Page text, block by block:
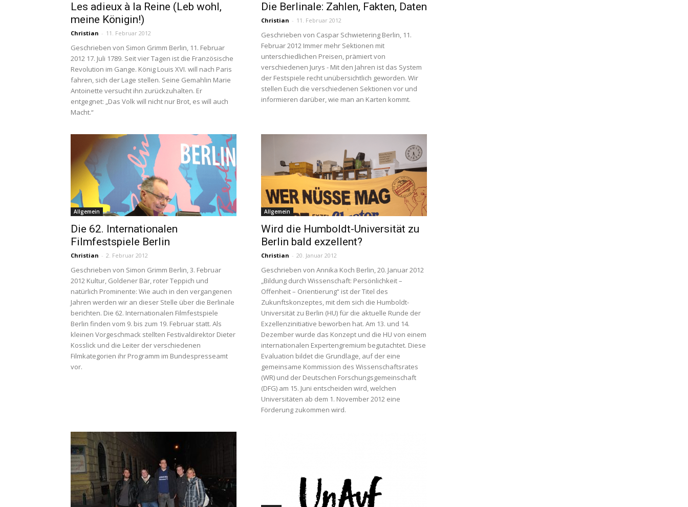
Les adieux à la Reine (Leb wohl,
meine Königin!)
Christian - 11. Februar 2012
Geschrieben von Simon Grimm Berlin, 11. Februar
2012 17. Juli 1789. Seit vier Tagen ist die Französische
Revolution im Gange. König Louis XVI. will nach Paris
fahren, sich der Lage stellen. Seine Gemahlin Marie
Antoinette versucht ihn zurückzuhalten. Er
entgegnet: „Das Volk will nicht nur Brot, es will auch
Macht.“
Die Berlinale: Zahlen, Fakten, Daten
Christian - 11. Februar 2012
Geschrieben von Caspar Schwietering Berlin, 11.
Februar 2012 Immer mehr Sektionen mit
unterschiedlichen Preisen, prämiert von
verschiedenen Jurys - Mit den Jahren ist das System
der Festspiele recht unübersichtlich geworden. Wir
stellen Euch die verschiedenen Sektionen vor und
informieren darüber, wie man an Karten kommt.
Allgemein
Die 62. Internationalen
Filmfestspiele Berlin
Christian - 2. Februar 2012
Geschrieben von Simon Grimm Berlin, 3. Februar
2012 Kultur, Goldener Bär, roter Teppich und
natürlich Prominente: Wie auch in den vergangenen
Jahren werden wir an dieser Stelle über die Berlinale
berichten. Die 62. Internationalen Filmfestspiele
Berlin finden vom 9. bis zum 19. Februar statt. Als
kleinen Vorgeschmack stellten Festivaldirektor Dieter
Kosslick und die Leiter der verschiedenen
Filmkategorien ihr Programm im Bundespresseamt
vor.
Allgemein
Wird die Humboldt-Universität zu
Berlin bald exzellent?
Christian - 20. Januar 2012
Geschrieben von Annika Koch Berlin, 20. Januar 2012
„Bildung durch Wissenschaft: Persönlichkeit –
Offenheit – Orientierung“ ist der Titel des
Zukunftskonzeptes, mit dem sich die Humboldt-
Universität zu Berlin (HU) für die aktuelle Runde der
Exzellenzinitiative beworben hat. Am 13. und 14.
Dezember wurde das Konzept und die HU von einem
internationalen Expertengremium begutachtet. Diese
Evaluation bildet die Grundlage, auf der eine
gemeinsame Kommission des Wissenschaftsrates
(WR) und der Deutschen Forschungsgemeinschaft
(DFG) am 15. Juni entscheiden wird, welchen
Universitäten ab dem 1. November 2012 eine
Förderung zukommen wird.